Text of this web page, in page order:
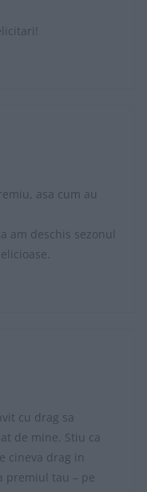
asa cum au
am deschis sezonul
cu drag sa
de mine. Stiu ca
cineva drag in
premiul tau – pe